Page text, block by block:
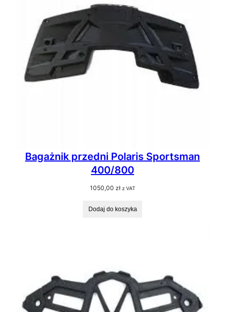
Bagażnik przedni Polaris Sportsman
400/800
1050,00 zł z VAT
Dodaj do koszyka